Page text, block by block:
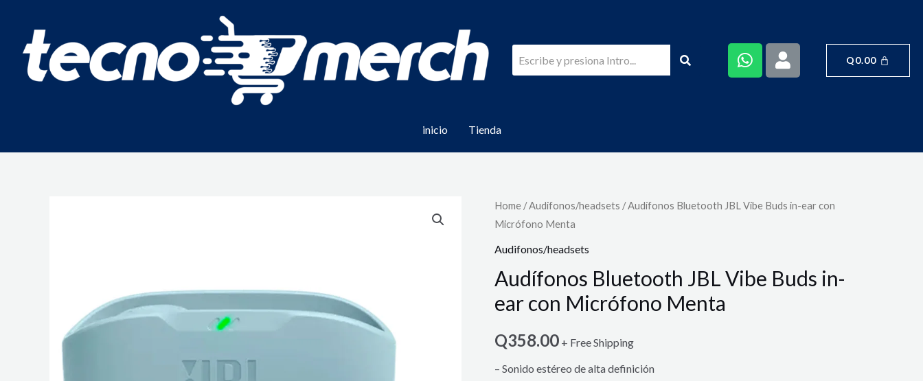
Q0.00
inicio Tienda
Home /Audifonos/headsets / Audífonos Bluetooth JBL Vibe Buds in-ear con
Micrófono Menta
Audifonos/headsets
Audífonos Bluetooth JBL Vibe Buds in-
ear con Micrófono Menta
Q358.00 + Free Shipping
– Sonido estéreo de alta definición